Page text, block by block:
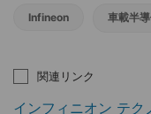
Infineon 車載半
関連リンク
インフィニオン テク